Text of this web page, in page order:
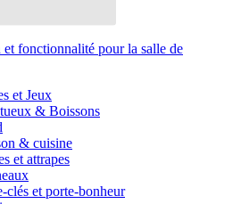
et fonctionnalité pour la salle de
et Jeux
& Boissons
& cuisine
et attrapes
clés et porte-bonheur